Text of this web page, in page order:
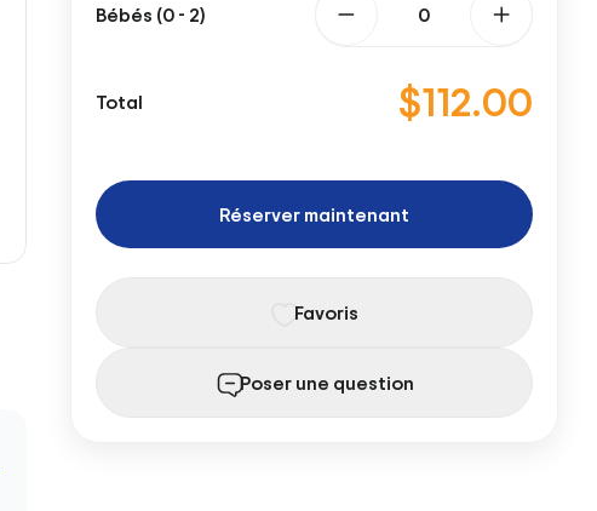
Bébés (0 - 2)
Total $112.00
Réserver maintenant
Favoris
Poser une question